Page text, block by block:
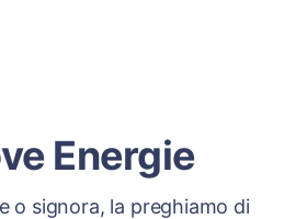
Energie
o signora, la preghiamo di